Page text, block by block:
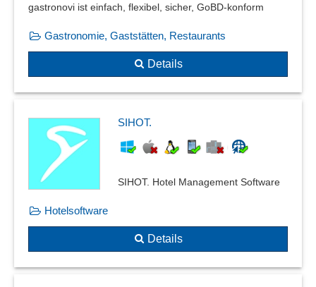
gastronovi ist einfach, flexibel, sicher, GoBD-konform
Gastronomie, Gaststätten, Restaurants
Details
SIHOT.
SIHOT. Hotel Management Software
Hotelsoftware
Details